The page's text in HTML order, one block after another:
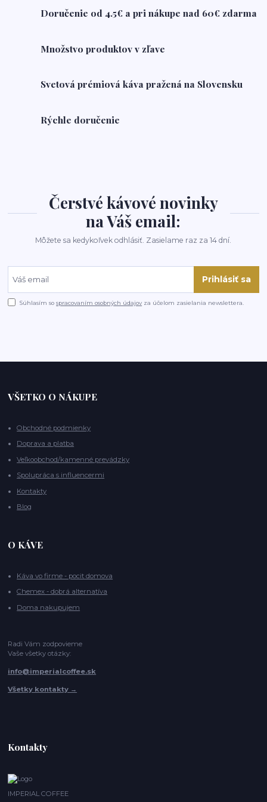
Doručenie od 4.5€ a pri nákupe nad 60€ zdarma
Množstvo produktov v zľave
Svetová prémiová káva pražená na Slovensku
Rýchle doručenie
Čerstvé kávové novinky
na Váš email:
Môžete sa kedykoľvek odhlásiť. Zasielame raz za 14 dní.
Prihlásiť sa
Súhlasím sospracovaním osobných údajov za účelom zasielania newslettera.
VŠETKO O NÁKUPE
Obchodné podmienky
Doprava a platba
Veľkoobchod/kamenné prevádzky
Spolupráca s influencermi
Kontakty
Blog
O KÁVE
Káva vo firme - pocit domova
Chemex - dobrá alternatíva
Doma nakupujem
Radi Vám zodpovieme
Vaše všetky otázky:
info@imperialcoffee.sk
Všetky kontakty →
Kontakty
IMPERIAL COFFEE